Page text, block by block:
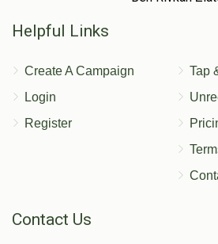
Helpful Links
Create A Campaign
Login
Register
Tap
Contact Us